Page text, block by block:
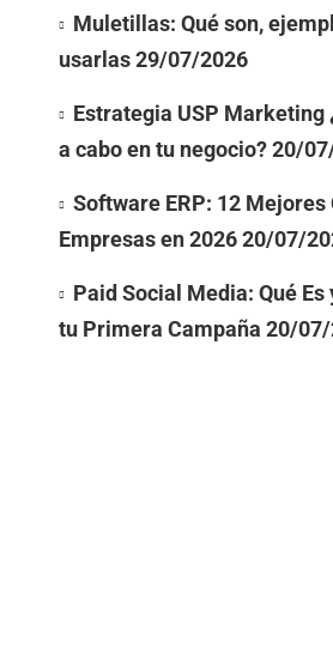
Muletillas: Qué son,
usarlas29/07/2026
Estrategia USP Marketing
a cabo en tu negocio?20/
Software ERP: 12 Mejores
Empresas en 202620/07/
Paid Social Media: Qué Es
tu Primera Campaña 20/